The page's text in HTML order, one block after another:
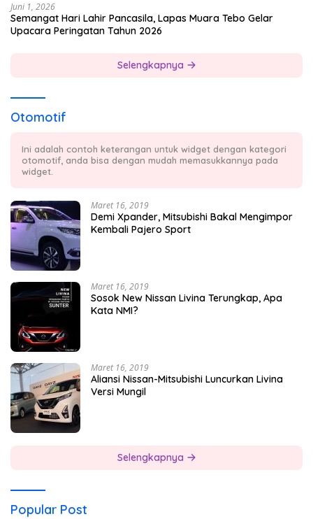
Juni 1, 2026
Semangat Hari Lahir Pancasila, Lapas Muara Tebo Gelar
Upacara Peringatan Tahun 2026
Selengkapnya
Otomotif
Ini adalah contoh keterangan untuk widget dengan kategori
otomotif, anda bisa dengan mudah memasukkannya pada
widget.
Maret 16, 2019
Demi Xpander, Mitsubishi Bakal Mengimpor
Kembali Pajero Sport
Maret 16, 2019
Sosok New Nissan Livina Terungkap, Apa
Kata NMI?
Maret 16, 2019
Aliansi Nissan-Mitsubishi Luncurkan Livina
Versi Mungil
Selengkapnya
Popular Post